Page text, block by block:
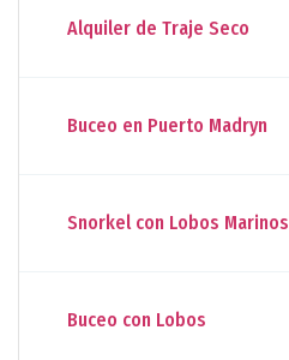
Alquiler de Traje Seco
Buceo en Puerto Madryn
Snorkel con Lobos Marinos
Buceo con Lobos